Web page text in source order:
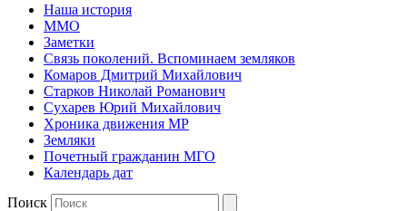
Наша история
ММО
Заметки
Связь поколений. Вспоминаем земляков
Комаров Дмитрий Михайлович
Старков Николай Романович
Сухарев Юрий Михайлович
Хроника движения МР
Земляки
Почетный гражданин МГО
Календарь дат
Поиск